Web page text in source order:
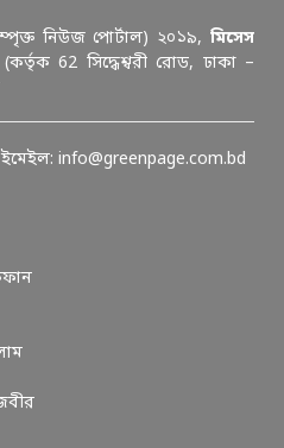
নিউজ পোর্টাল) ২০১৯, মিসেস
62 সিদ্ধেশ্বরী রোড, ঢাকা –
info@greenpage.com.bd